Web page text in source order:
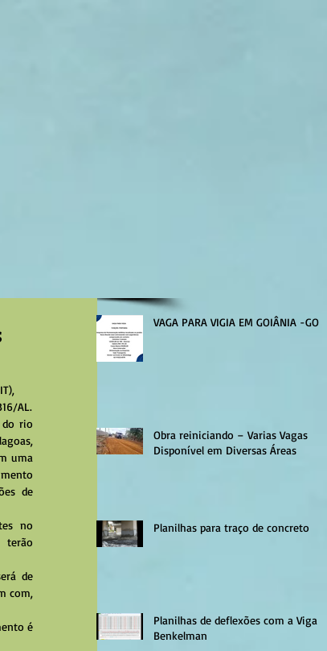
AL.
do rio
uma
de
no
com,
é
VAGA PARA VIGIA EM GOIÂNIA -GO
Obra reiniciando – Varias Vagas
Disponível em Diversas Áreas
Planilhas para traço de concreto
Planilhas de deflexões com a Viga
Benkelman